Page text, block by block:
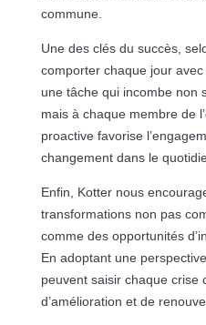
commune.
Une des clés du succès,
comporter chaque jour avec
une tâche qui incombe non
mais à chaque membre de
proactive favorise
changement dans le
Enfin, Kotter nous
transformations non pas
comme des opportunités
En adoptant une
peuvent saisir chaque crise
d’amélioration et de